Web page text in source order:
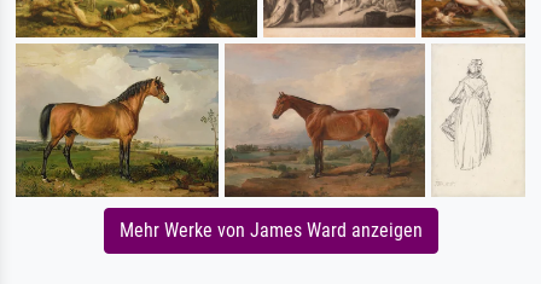
Mehr Werke von James Ward anzeigen